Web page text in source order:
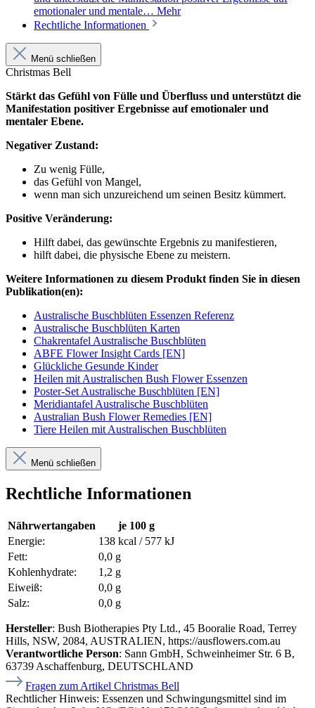
emotionaler und mentale… Mehr
Rechtliche Informationen
Menü schließen
Christmas Bell
Stärkt das Gefühl von Fülle und Überfluss und unterstützt die
Manifestation positiver Ergebnisse auf emotionaler und
mentaler Ebene.
Negativer Zustand:
Zu wenig Fülle,
das Gefühl von Mangel,
wenn man sich unzureichend um seinen Besitz kümmert.
Positive Veränderung:
Hilft dabei, das gewünschte Ergebnis zu manifestieren,
hilft dabei, die physische Ebene zu meistern.
Weitere Informationen zu diesem Produkt finden Sie in diesen
Publikation(en):
Australische Buschblüten Essenzen Referenz
Australische Buschblüten Karten
Chakrentafel Australische Buschblüten
ABFE Flower Insight Cards [EN]
Glückliche Gesunde Kinder
Heilen mit Australischen Bush Flower Essenzen
Poster-Set Australische Buschblüten [EN]
Meridiantafel Australische Buschblüten
Australian Bush Flower Remedies [EN]
Tiere Heilen mit Australischen Buschblüten
Menü schließen
Rechtliche Informationen
Nährwertangaben
je 100 g
Energie:
138 kcal / 577 kJ
Fett:
0,0 g
Kohlenhydrate:
1,2 g
Eiweiß:
0,0 g
Salz:
0,0 g
Hersteller: Bush Biotherapies Pty Ltd., 45 Booralie Road, Terrey
Hills, NSW, 2084, AUSTRALIEN, https://ausflowers.com.au
Verantwortliche Person: Sann GmbH, Schweinheimer Str. 6 B,
63739 Aschaffenburg, DEUTSCHLAND
Fragen zum Artikel Christmas Bell
Rechtlicher Hinweis: Essenzen und Schwingungsmittel sind im